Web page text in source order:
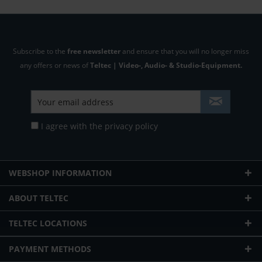
Subscribe to the free newsletter and ensure that you will no longer miss
any offers or news ofTeltec | Video-, Audio- & Studio-Equipment.
I agree with the privacy policy
WEBSHOP INFORMATION
ABOUT TELTEC
TELTEC LOCATIONS
PAYMENT METHODS